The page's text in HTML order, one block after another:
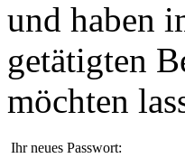
und haben
getätigten
möchten
Ihr neues Passwort: